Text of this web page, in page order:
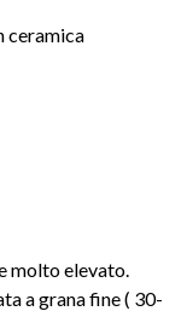
ceramica
molto elevato.
a grana fine ( 30-